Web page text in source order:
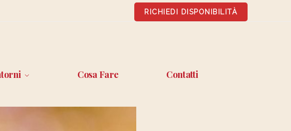
RICHIEDI DISPONIBILITÀ
Cosa Fare Contatti